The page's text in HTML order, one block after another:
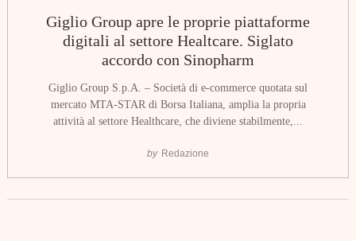
Giglio Group apre le proprie piattaforme
digitali al settore Healtcare. Siglato
accordo con Sinopharm
Giglio Group S.p.A. – Società di e-commerce quotata sul
mercato MTA-STAR di Borsa Italiana, amplia la propria
attività al settore Healthcare, che diviene stabilmente,...
by Redazione